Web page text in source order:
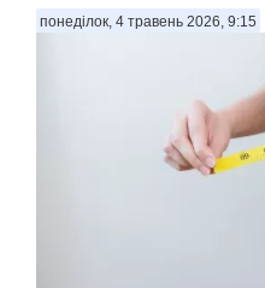
понеділок, 4 травень 2026, 9:15